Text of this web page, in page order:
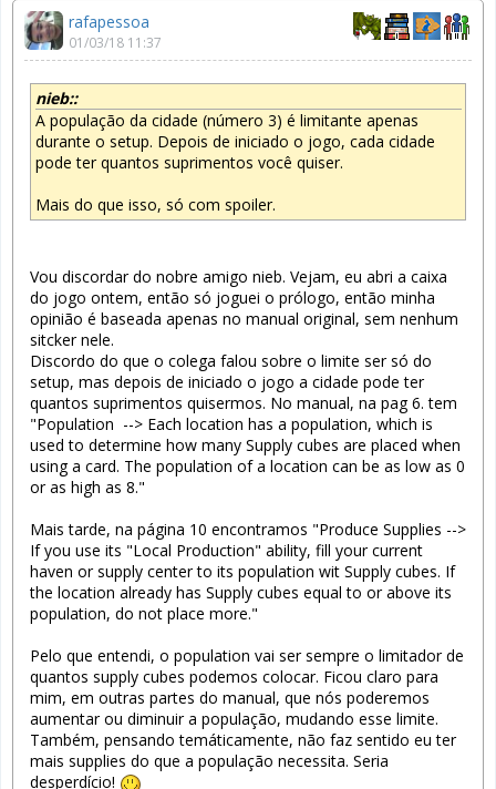
rafapessoa
01/03/18 11:37
nieb::
A população da cidade (número 3) é limitante apenas
durante o setup. Depois de iniciado o jogo, cada cidade
pode ter quantos suprimentos você quiser.
Mais do que isso, só com spoiler.
Vou discordar do nobre amigo nieb. Vejam, eu abri a caixa
do jogo ontem, então só joguei o prólogo, então minha
opinião é baseada apenas no manual original, sem nenhum
sitcker nele.
Discordo do que o colega falou sobre o limite ser só do
setup, mas depois de iniciado o jogo a cidade pode ter
quantos suprimentos quisermos. No manual, na pag 6. tem
"Population --> Each location has a population, which is
used to determine how many Supply cubes are placed when
using a card. The population of a location can be as low as 0
or as high as 8."
Mais tarde, na página 10 encontramos "Produce Supplies -->
If you use its "Local Production" ability, fill your current
haven or supply center to its population wit Supply cubes. If
the location already has Supply cubes equal to or above its
population, do not place more."
Pelo que entendi, o population vai ser sempre o limitador de
quantos supply cubes podemos colocar. Ficou claro para
mim, em outras partes do manual, que nós poderemos
aumentar ou diminuir a população, mudando esse limite.
Também, pensando temáticamente, não faz sentido eu ter
mais supplies do que a população necessita. Seria
desperdício!